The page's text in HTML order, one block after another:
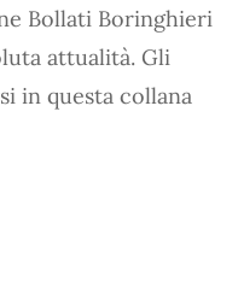
Bollati Boringhieri
attualità. Gli
in questa collana